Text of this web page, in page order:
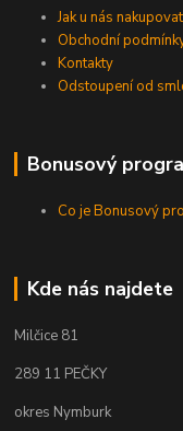
Jak u nás nakupovat
Obchodní
Kontakty
Odstoupení od
Bonusový
Co je Bonusový
Kde nás najdete
Milčice 81
289 11 PEČKY
okres Nymburk